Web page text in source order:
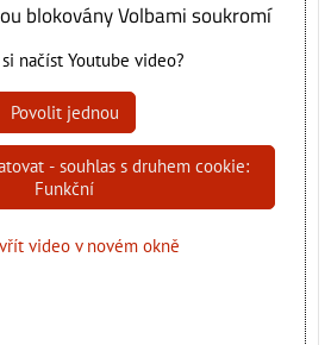
blokovány Volbami soukromí
načíst Youtube video?
Povolit jednou
- souhlas s druhem cookie:
Funkční
video v novém okně